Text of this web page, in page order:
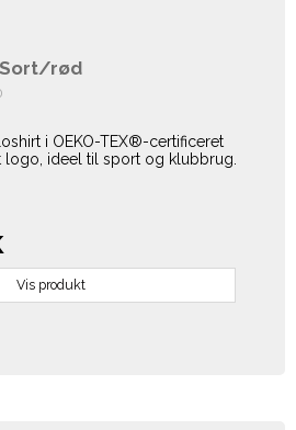
Sort/rød
i OEKO-TEX®-certificeret
logo, ideel til sport og klubbrug.
Vis produkt